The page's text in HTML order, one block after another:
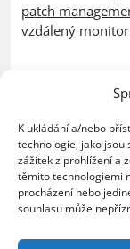
K ukládání a/nebo
technologie, jako jsou
zážitek z prohlížení a
těmito technologiemi
procházení nebo
souhlasu může
patch
vzdálený